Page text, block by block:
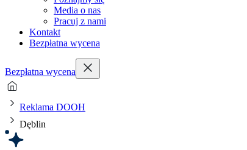
Media o nas
Pracuj z nami
Kontakt
Bezpłatna wycena
Bezpłatna wycena
Reklama DOOH
Dęblin